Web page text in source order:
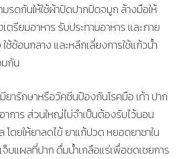
มรดกันให้ใช้ผ้าปิดปากปิดจมูก ล้างมือให้
ตรียมอาหาร รับประทานอาหาร และภาย
ช้ช้อนกลาง และหลีกเลี่ยงการใช้แก้วน้ำ
กัน
ารักษาหรือวัคซีนป้องกันโรคมือ เท้า ปาก
การ ส่วนใหญ่ไม่จำเป็นต้องรับไว้นอน
โดยให้ยาลดไข้ ยาแก้ปวด หยอดยาชาใน
จ็บแผลที่ปาก ดื่มน้ำเกลือแร่เพื่อชดเชยการ